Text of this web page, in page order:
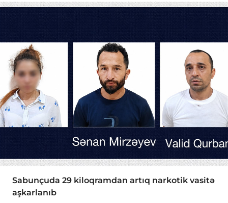
Sabunçuda 29 kiloqramdan artıq narkotik vasitə
aşkarlanıb